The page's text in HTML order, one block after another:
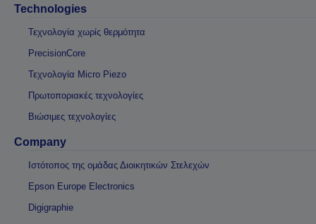
Technologies
Τεχνολογία χωρίς θερμότητα
PrecisionCore
Τεχνολογία Micro Piezo
Πρωτοποριακές τεχνολογίες
Βιώσιμες τεχνολογίες
Company
Ιστότοπος της ομάδας Διοικητικών Στελεχών
Epson Europe Electronics
Digigraphie